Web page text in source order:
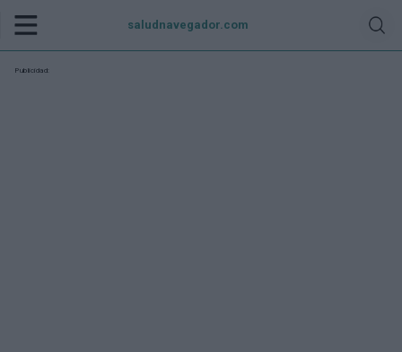
saludnavegador.com
Publicidad: